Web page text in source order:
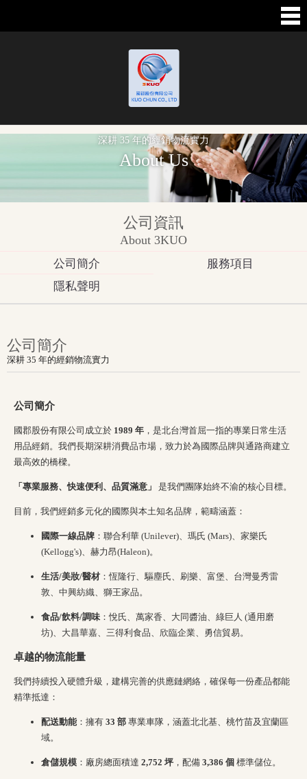
深耕 35 年的經銷物流實力
About Us
公司資訊
About 3KUO
公司簡介
服務項目
隱私聲明
公司簡介
深耕 35 年的經銷物流實力
公司簡介
國郡股份有限公司成立於 1989 年 ，是北台灣首屈一指的專業日常生活
用品經銷。我們長期深耕消費品市場，致力於為國際品牌與通路商建立
最高效的橋樑。
「專業服務、快速便利、品質滿意」 是我們團隊始終不渝的核心目標。
目前，我們經銷多元化的國際與本土知名品牌，範疇涵蓋：
國際一線品牌 ：聯合利華 (Unilever)、瑪氏 (Mars)、家樂氏
(Kellogg's)、赫力昂(Haleon)。
生活/美妝/醫材 ：恆隆行、驅塵氏、刷樂、富堡、台灣曼秀雷
敦、中興紡織、獅王家品。
食品/飲料/調味 ：悅氏、萬家香、大同醬油、綠巨人 (通用磨
坊)、大昌華嘉、三得利食品、欣臨企業、勇信貿易。
卓越的物流能量
我們持續投入硬體升級，建構完善的供應鏈網絡，確保每一份產品都能
精準抵達：
配送動能 ：擁有 33 部 專業車隊，涵蓋北北基、桃竹苗及宜蘭區
域。
倉儲規模 ：廠房總面積達 2,752 坪 ，配備 3,386 個 標準儲位。